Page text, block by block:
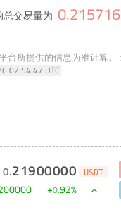
交易量为 0.
台所提供的信息为准计算。
02:54:47 UTC
0.21900000 USDT
+0.92%